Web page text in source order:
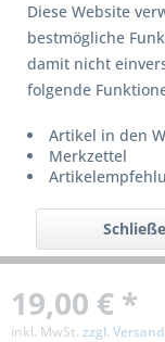
Dieses
19,00 € *
inkl. MwSt. zzgl.
Diese Website
bestmögliche
damit nicht
folgende
Artikel in den
Merkzettel